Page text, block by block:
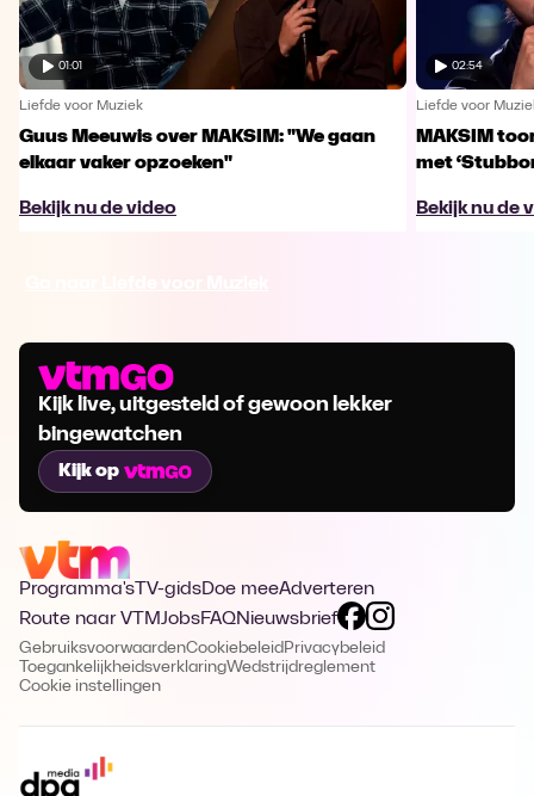
01:01
Liefde voor Muziek
Guus Meeuwis over MAKSIM: "We gaan
elkaar vaker opzoeken"
Bekijk nu de video
02:54
Liefde voor
MAKSIM
met
Bekijk nu de
Kijk live, uitgesteld of gewoon lekker
bingewatchen
Kijk op
Programma's TV-gidsDoe meeAdverteren
Route naar VTMJobsFAQNieuwsbrief
GebruiksvoorwaardenCookiebeleid Privacybeleid
ToegankelijkheidsverklaringWedstrijdreglement
Cookie instellingen